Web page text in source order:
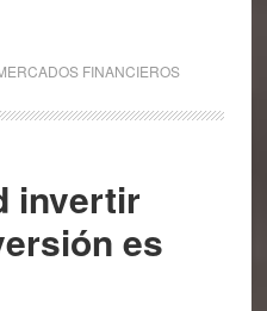
FINANCIEROS
invertir
es